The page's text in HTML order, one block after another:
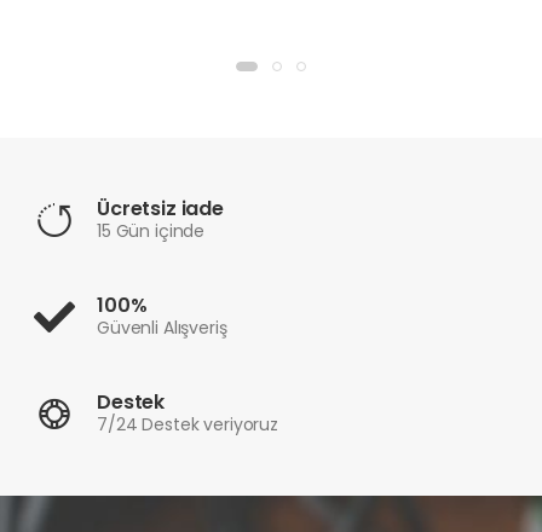
Ücretsiz iade
15 Gün içinde
100%
Güvenli Alışveriş
Destek
7/24 Destek veriyoruz